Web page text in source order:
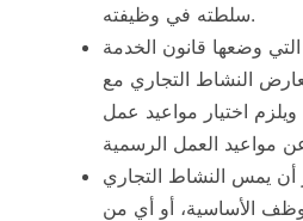
سلطته في وظيفته.
وضعها قانون الخدمة
النشاط التجاري مع
ويلزم اختيار مواعيد عمل
أن يمس النشاط التجاري
الأساسية، أو أي من